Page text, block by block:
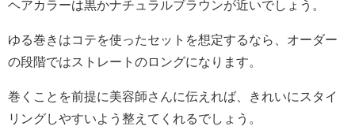
ヘアカラーは黒かナチュラルブラウンが近いでしょう。
ゆる巻きはコテを使ったセットを想定するなら、オーダー
の段階ではストレートのロングになります。
巻くことを前提に美容師さんに伝えれば、きれいにスタイ
リングしやすいよう整えてくれるでしょう。